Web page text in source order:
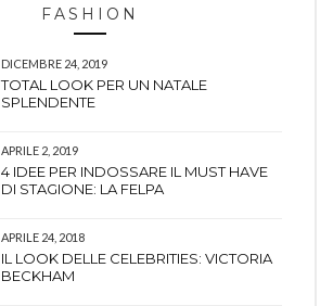
FASHION
DICEMBRE 24, 2019
TOTAL LOOK PER UN NATALE
SPLENDENTE
APRILE 2, 2019
4 IDEE PER INDOSSARE IL MUST HAVE
DI STAGIONE: LA FELPA
APRILE 24, 2018
IL LOOK DELLE CELEBRITIES: VICTORIA
BECKHAM